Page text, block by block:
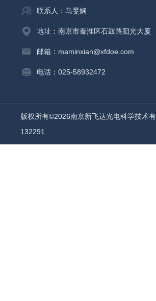
联系人：马旻娴
地址：南京市秦淮区石鼓路阳光大厦
邮箱：maminxian@xfdoe.com
电话：025-58932472
版权所有©2026南京新飞达光电科学技
132291